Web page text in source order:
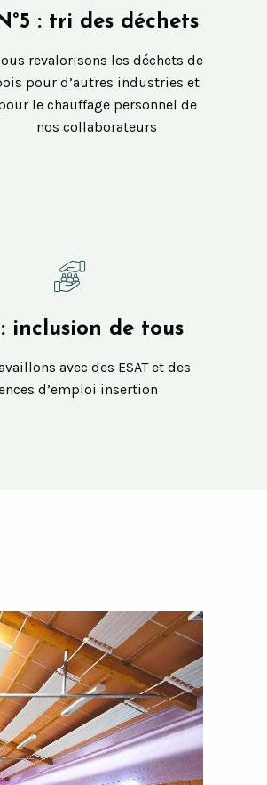
: tri des déchets
revalorisons les déchets de
pour d’autres industries et
le chauffage personnel de
nos collaborateurs
: inclusion de tous
avec des ESAT et des
d’emploi insertion